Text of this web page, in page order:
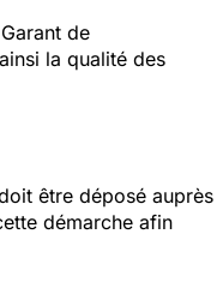
de
la qualité des
être déposé auprès
démarche afin